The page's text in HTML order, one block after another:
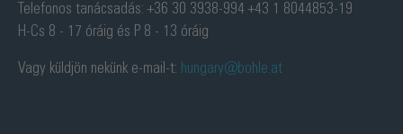
Telefonos tanácsadás: +36 30 3938-994 +43 1 8044853-19
H-Cs 8 - 17 óráig és P 8 - 13 óráig
Vagy küldjön nekünk e-mail-t: hungary@bohle.at